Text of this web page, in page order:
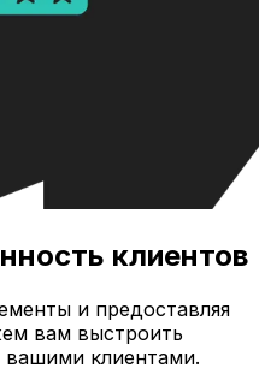
клиентов
и предоставляя
вам выстроить
вашими клиентами.